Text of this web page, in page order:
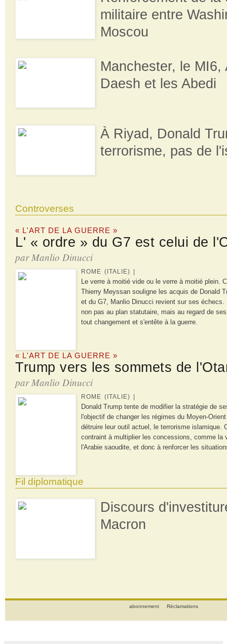
militaire entre
Moscou
Manchester, le MI6,
Daesh et les Abedi
À Riyad, Donald
terrorisme, pas de
Controverses
« L'ART DE LA GUERRE »
L' « ordre » du G7 est celui de
par Manlio Dinucci
ROME (ITALIE) |
Le verre à moitié vide ou le verre à moitié plein.
Thierry Meyssan souligne les acquis de Donald
et du G7, Manlio Dinucci revient sur ses
non pas au plan statutaire, mais au regard de
tout changement et s'entête à la guerre.
« L'ART DE LA GUERRE »
Trump vers les sommets de
par Manlio Dinucci
ROME (ITALIE) |
Donald Trump tente de modifier la stratégie de
l'objectif de changer les régimes du Moyen-
détruire leur outil actuel, le terrorisme islamique.
contraint à multiplier les concessions, comme la
l'Arabie saoudite, et donc à renforcer les
Fil diplomatique
Discours
Macron
abonnement Réclamations